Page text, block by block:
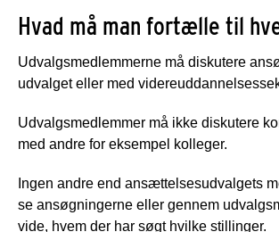
Hvad må man fortælle til
Udvalgsmedlemmerne må diskutere
udvalget eller med
Udvalgsmedlemmer må ikke diskutere
med andre for eksempel kolleger.
Ingen andre end ansættelsesudvalgets
se ansøgningerne eller gennem
vide, hvem der har søgt hvilke stillinger.